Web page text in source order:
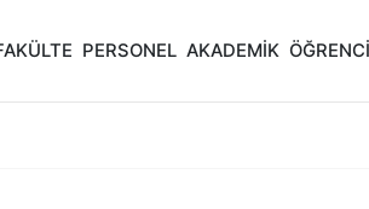
PERSONEL AKADEMİK ÖĞRENCİ